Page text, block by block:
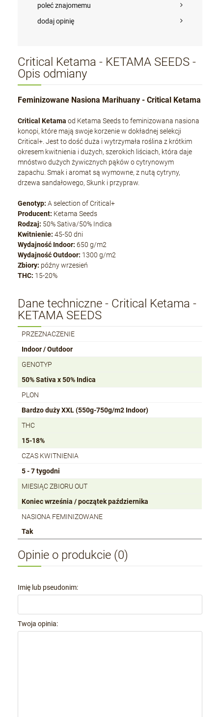
poleć znajomemu
dodaj opinię
Critical Ketama - KETAMA SEEDS -
Opis odmiany
Feminizowane Nasiona Marihuany - Critical Ketama
Critical Ketama od Ketama Seeds to feminizowana nasiona
konopi, które mają swoje korzenie w dokładnej selekcji
Critical+. Jest to dość duża i wytrzymała roślina z krótkim
okresem kwitnienia i dużych, szerokich liściach, która daje
mnóstwo dużych żywicznych pąków o cytrynowym
zapachu. Smak i aromat są wymowne, z nutą cytryny,
drzewa sandałowego, Skunk i przypraw.
Genotyp: A selection of Critical+
Producent: Ketama Seeds
Rodzaj: 50% Sativa/50% Indica
Kwitnienie: 45-50 dni
Wydajność Indoor: 650 g/m2
Wydajność Outdoor: 1300 g/m2
Zbiory: późny wrzesień
THC: 15-20%
Dane techniczne - Critical Ketama -
KETAMA SEEDS
PRZEZNACZENIE
Indoor / Outdoor
GENOTYP
50% Sativa x 50% Indica
PLON
Bardzo duży XXL (550g-750g/m2 Indoor)
THC
15-18%
CZAS KWITNIENIA
5 - 7 tygodni
MIESIĄC ZBIORU OUT
Koniec września / początek października
NASIONA FEMINIZOWANE
Tak
Opinie o produkcie (0)
Imię lub pseudonim:
Twoja opinia: